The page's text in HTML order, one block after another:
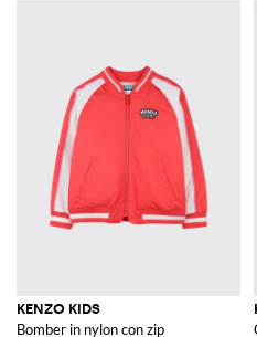
KENZO KIDS
Bomber in nylon con zip